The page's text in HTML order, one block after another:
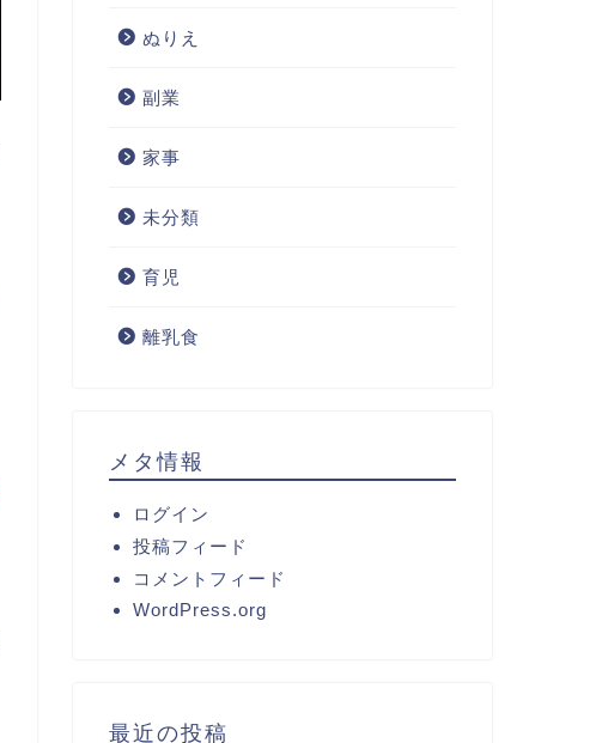
ぬりえ
副業
家事
未分類
育児
離乳食
メタ情報
ログイン
投稿フィード
コメントフィード
WordPress.org
最近の投稿